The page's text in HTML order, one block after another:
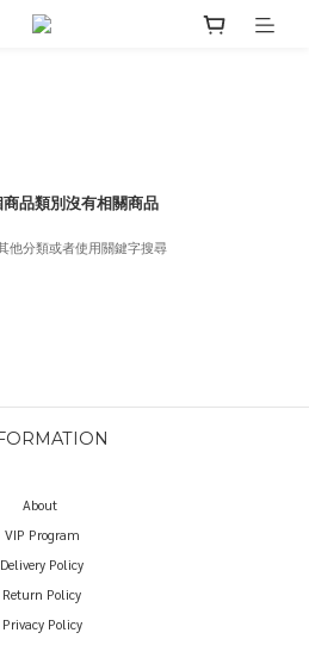
品類別沒有相關商品
他分類或者使用關鍵字搜尋
About
VIP Program
Delivery Policy
Return Policy
Privacy Policy